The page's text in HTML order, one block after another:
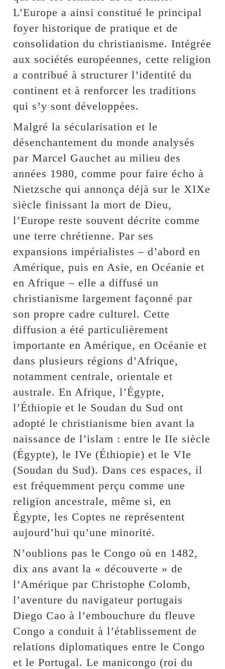
L’Europe a ainsi constitué le principal
foyer historique de pratique et de
consolidation du christianisme. Intégrée
aux sociétés européennes, cette religion
a contribué à structurer l’identité du
continent et à renforcer les traditions
qui s’y sont développées.
Malgré la sécularisation et le
désenchantement du monde analysés
par Marcel Gauchet au milieu des
années 1980, comme pour faire écho à
Nietzsche qui annonça déjà sur le XIXe
siècle finissant la mort de Dieu,
l’Europe reste souvent décrite comme
une terre chrétienne. Par ses
expansions impérialistes – d’abord en
Amérique, puis en Asie, en Océanie et
en Afrique – elle a diffusé un
christianisme largement façonné par
son propre cadre culturel. Cette
diffusion a été particulièrement
importante en Amérique, en Océanie et
dans plusieurs régions d’Afrique,
notamment centrale, orientale et
australe. En Afrique, l’Égypte,
l’Éthiopie et le Soudan du Sud ont
adopté le christianisme bien avant la
naissance de l’islam : entre le IIe siècle
(Égypte), le IVe (Éthiopie) et le VIe
(Soudan du Sud). Dans ces espaces, il
est fréquemment perçu comme une
religion ancestrale, même si, en
Égypte, les Coptes ne représentent
aujourd’hui qu’une minorité.
N’oublions pas le Congo où en 1482,
dix ans avant la « découverte » de
l’Amérique par Christophe Colomb,
l’aventure du navigateur portugais
Diego Cao à l’embouchure du fleuve
Congo a conduit à l’établissement de
relations diplomatiques entre le Congo
et le Portugal. Le manicongo (roi du